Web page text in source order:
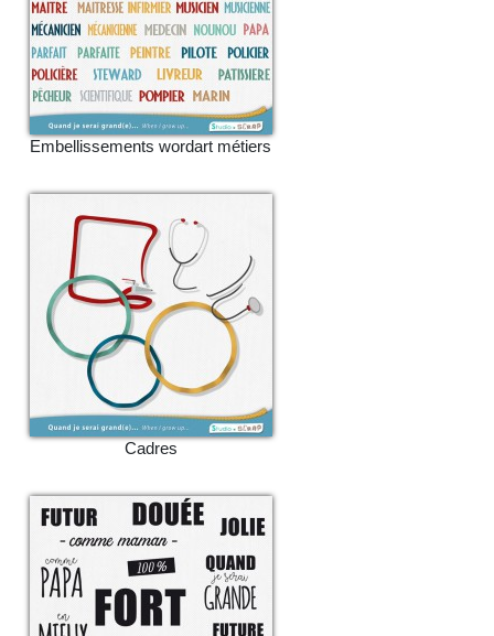
Embellissements wordart métiers
Cadres